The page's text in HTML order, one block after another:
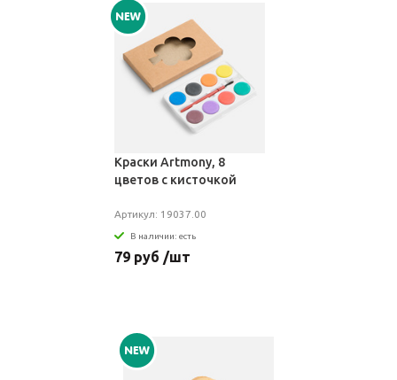
Краски Artmony, 8
цветов с кисточкой
Артикул: 19037.00
В наличии: есть
79 руб /шт